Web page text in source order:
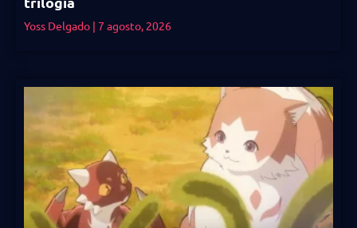
Yoss Delgado 7 agosto, 2026